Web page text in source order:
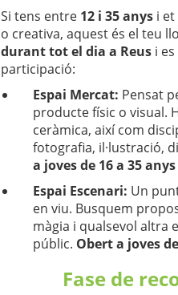
Si tens entre 12 i 35 anys i
o creativa, aquest és el teu
durant tot el dia a Reus i
participació:
Espai Mercat: Pensat
producte físic o visual.
ceràmica, així com
fotografia, il·lustració,
a joves de 16 a 35
Espai Escenari: Un
en viu. Busquem
màgia i qualsevol altra
públic. Obert a joves
Fase de